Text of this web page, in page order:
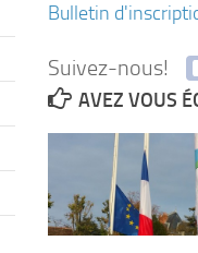
Bulletin
Suivez-nous!
AVEZ VOUS